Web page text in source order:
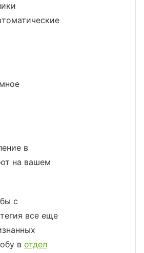
в
на вашем
с
все еще
в отдел